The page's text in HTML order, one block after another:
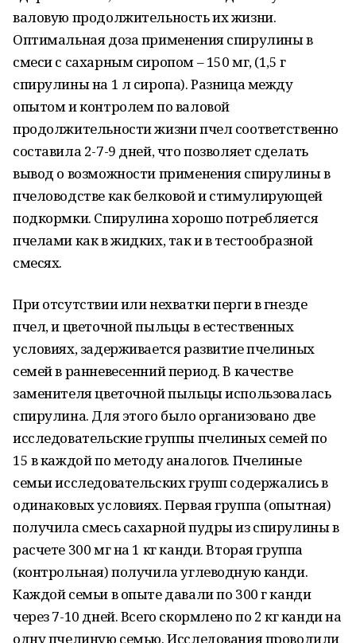
валовую продолжительность их жизни.
Оптимальная доза применения спирулины в
смеси с сахарным сиропом – 150 мг, (1,5 г
спирулины на 1 л сиропа). Разница между
опытом и контролем по валовой
продолжительности жизни пчел соответственно
составила 2-7-9 дней, что позволяет сделать
вывод о возможности применения спирулины в
пчеловодстве как белковой и стимулирующей
подкормки. Спирулина хорошо потребляется
пчелами как в жидких, так и в тестообразной
смесях.
При отсутствии или нехватки перги в гнезде
пчел, и цветочной пыльцы в естественных
условиях, задерживается развитие пчелиных
семей в ранневесенний период. В качестве
заменителя цветочной пыльцы использовалась
спирулина. Для этого было организовано две
исследовательские группы пчелиных семей по
15 в каждой по методу аналогов. Пчелиные
семьи исследовательских групп содержались в
одинаковых условиях. Первая группа (опытная)
получила смесь сахарной пудры из спирулины в
расчете 300 мг на 1 кг канди. Вторая группа
(контрольная) получила углеводную канди.
Каждой семьи в опыте давали по 300 г канди
через 7-10 дней. Всего скормлено по 2 кг канди на
одну пчелиную семью. Исследования проводили